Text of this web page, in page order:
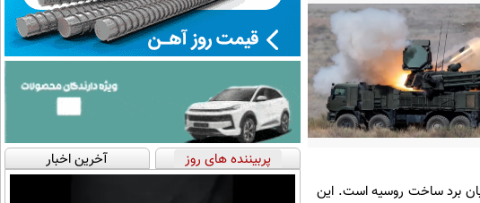
برد ساخت روسیه است. این
پربیننده های روز آخرین اخبار